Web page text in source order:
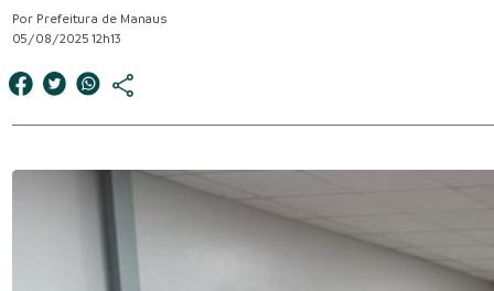
Por Prefeitura de Manaus
05/08/2025 12h13